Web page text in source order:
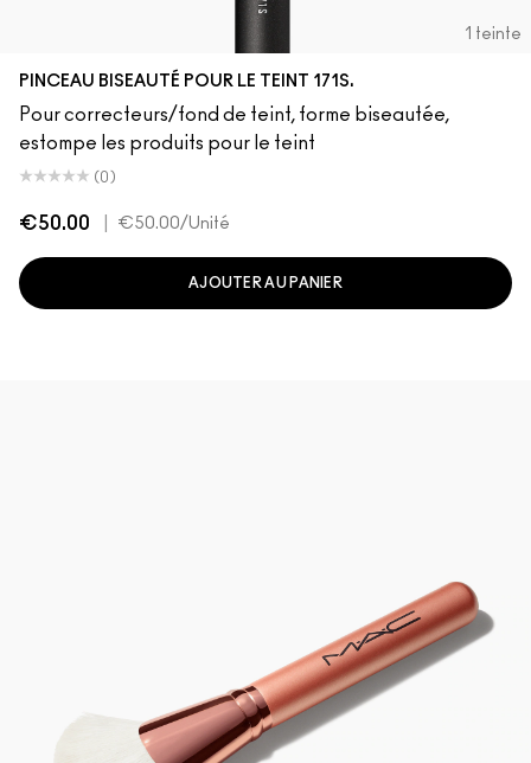
1 teinte
PINCEAU BISEAUTÉ POUR LE TEINT 171S.
Pour correcteurs/fond de teint, forme biseautée,
estompe les produits pour le teint
(0)
€50.00 €50.00/Unité
AJOUTER AU PANIER